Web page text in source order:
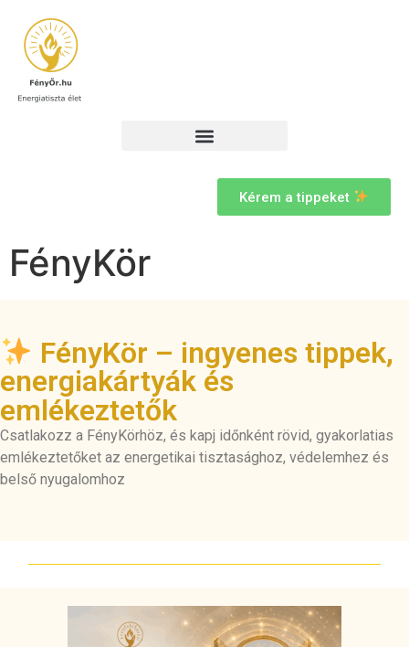
Kérem a tippeket
FényKör
FényKör – ingyenes tippek,
energiakártyák és
emlékeztetők
Csatlakozz a FényKörhöz, és kapj időnként rövid, gyakorlatias
emlékeztetőket az energetikai tisztasághoz, védelemhez és
belső nyugalomhoz